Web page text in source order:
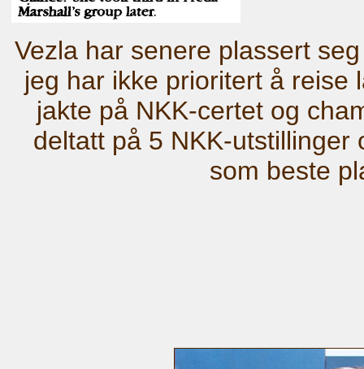
Vezla har senere plassert
jeg har ikke prioritert å reise
jakte på NKK-certet og
deltatt på 5 NKK-utstillinger
som beste